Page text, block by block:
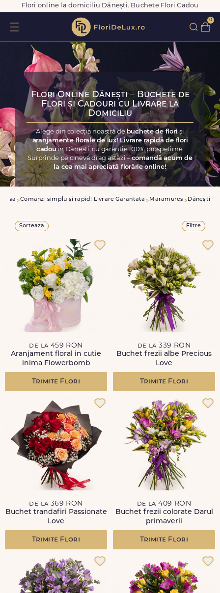
Flori online la domiciliu Dănești. Buchete Flori Cadou
0
Flori Online Dănești – Buchete de
Flori și Cadouri cu Livrare la
Domiciliu
Alege din colecția noastră de buchete de floriși
aranjamente florale de lux! Livrare rapidă de flori
cadouîn Dănești, cu garanție 100% prospețime.
Surprinde pe cineva drag astăzi –comandă acum de
la cea mai apreciată florărie online!
Comanzi simplu și rapid! Livrare Garantata Maramures Dănești
Sorteaza Filtre
de la 459 RON
Aranjament floral in cutie
inima Flowerbomb
Trimite Flori
de la 339 RON
Buchet frezii albe Precious
Love
Trimite Flori
de la 369 RON
Buchet trandafiri Passionate
Love
Trimite Flori
de la 409 RON
Buchet frezii colorate Darul
primaverii
Trimite Flori